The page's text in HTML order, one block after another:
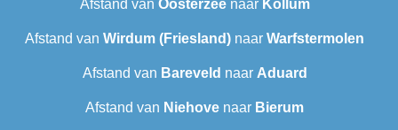
Afstand van Oosterzeenaar Kollum
Afstand van Wirdum (Friesland) naar Warfstermolen
Afstand van Bareveld naar Aduard
Afstand van Niehove naar Bierum